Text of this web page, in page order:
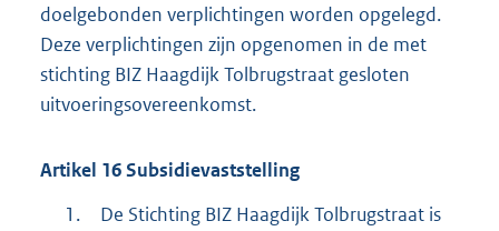
doelgebonden verplichtingen worden opgelegd.
Deze verplichtingen zijn opgenomen in de met
stichting BIZ Haagdijk Tolbrugstraat gesloten
uitvoeringsovereenkomst.
Artikel 16Subsidievaststelling
1.
De Stichting BIZ Haagdijk Tolbrugstraat is